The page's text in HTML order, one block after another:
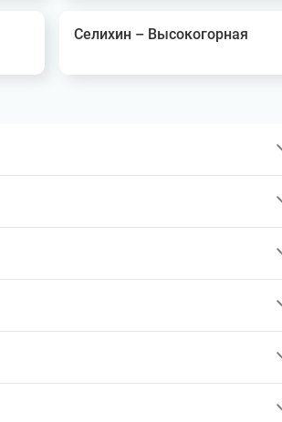
Селихин – Высокогорная